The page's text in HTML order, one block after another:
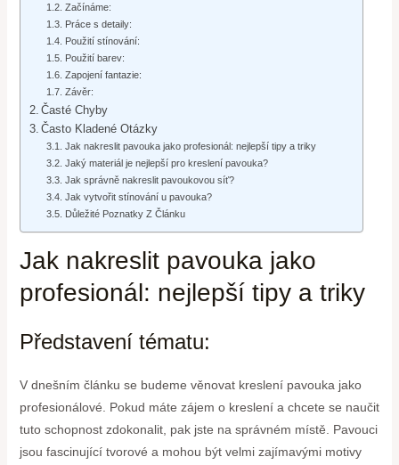
Začínáme:
Práce s detaily:
Použití stínování:
Použití barev:
Zapojení fantazie:
Závěr:
Časté Chyby
Často Kladené Otázky
Jak nakreslit pavouka jako profesionál: nejlepší tipy a triky
Jaký materiál je nejlepší pro kreslení pavouka?
Jak správně nakreslit pavoukovou síť?
Jak vytvořit stínování u pavouka?
Důležité Poznatky Z Článku
Jak nakreslit pavouka jako
profesionál: nejlepší tipy a triky
Představení tématu:
V dnešním článku se budeme věnovat kreslení pavouka jako
profesionálové. Pokud máte zájem o kreslení a chcete se naučit
tuto schopnost zdokonalit, pak jste na správném místě. Pavouci
jsou fascinující tvorové a mohou být velmi zajímavými motivy